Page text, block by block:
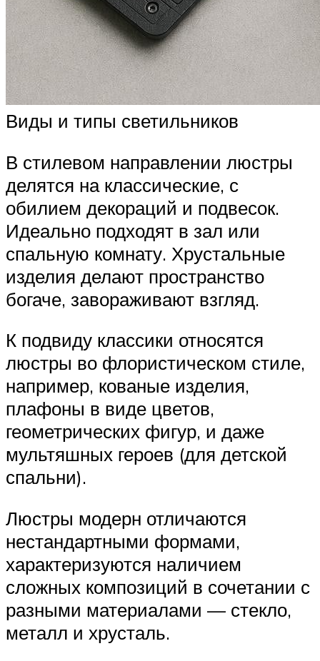
Виды и типы светильников
В стилевом направлении люстры
делятся на классические, с
обилием декораций и подвесок.
Идеально подходят в зал или
спальную комнату. Хрустальные
изделия делают пространство
богаче, завораживают взгляд.
К подвиду классики относятся
люстры во флористическом стиле,
например, кованые изделия,
плафоны в виде цветов,
геометрических фигур, и даже
мультяшных героев (для детской
спальни).
Люстры модерн отличаются
нестандартными формами,
характеризуются наличием
сложных композиций в сочетании с
разными материалами — стекло,
металл и хрусталь.